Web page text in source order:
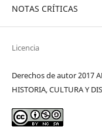
NOTAS CRÍTICAS
Licencia
Derechos de autor 2017
HISTORIA, CULTURA Y